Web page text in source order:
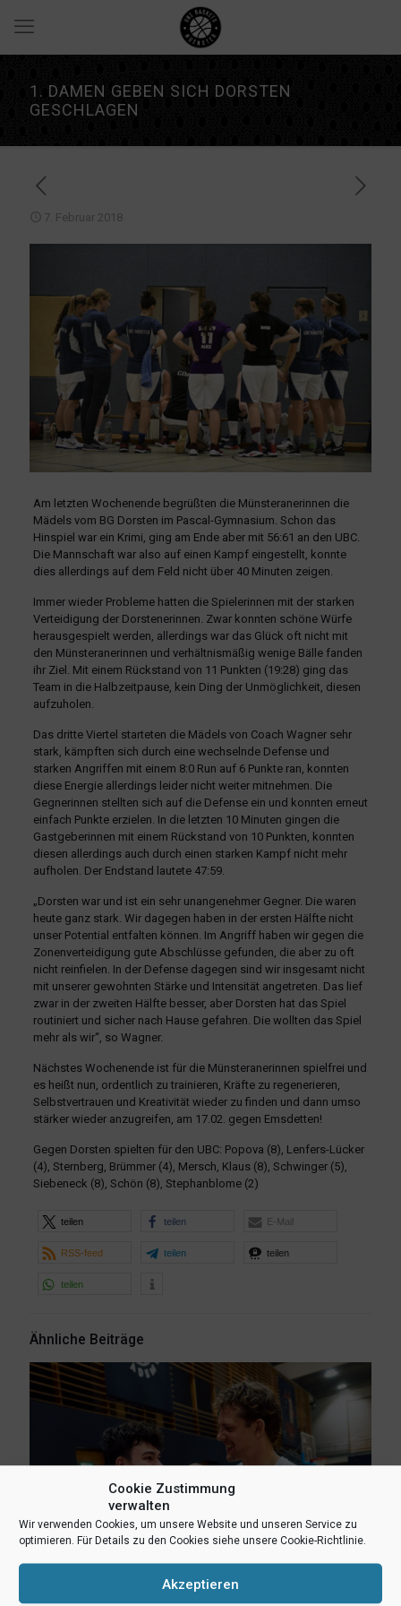
Cookie Zustimmung
verwalten
Wir verwenden Cookies, um unsere Website und unseren Service zu
optimieren. Für Details zu den Cookies siehe unsere Cookie-Richtlinie.
Akzeptieren
1. DAMEN GEBEN SICH DORSTEN
GESCHLAGEN
7. Februar 2018
Am letzten Wochenende begrüßten die Münsteranerinnen die
Mädels vom BG Dorsten im Pascal-Gymnasium. Schon das
Hinspiel war ein Krimi, ging am Ende aber mit 56:61 an den UBC.
Die Mannschaft war also auf einen Kampf eingestellt, konnte
dies allerdings auf dem Feld nicht über 40 Minuten zeigen.
Immer wieder Probleme hatten die Spielerinnen mit der starken
Verteidigung der Dorstenerinnen. Zwar konnten schöne Würfe
herausgespielt werden, allerdings war das Glück oft nicht mit
den Münsteranerinnen und verhältnismäßig wenige Bälle fanden
ihr Ziel. Mit einem Rückstand von 11 Punkten (19:28) ging das
Team in die Halbzeitpause, kein Ding der Unmöglichkeit, diesen
aufzuholen.
Das dritte Viertel starteten die Mädels von Coach Wagner sehr
stark, kämpften sich durch eine wechselnde Defense und
starken Angriffen mit einem 8:0 Run auf 6 Punkte ran, konnten
diese Energie allerdings leider nicht weiter mitnehmen. Die
Gegnerinnen stellten sich auf die Defense ein und konnten erneut
einfach Punkte erzielen. In die letzten 10 Minuten gingen die
Gastgeberinnen mit einem Rückstand von 10 Punkten, konnten
diesen allerdings auch durch einen starken Kampf nicht mehr
aufholen. Der Endstand lautete 47:59.
„Dorsten war und ist ein sehr unangenehmer Gegner. Die waren
heute ganz stark. Wir dagegen haben in der ersten Hälfte nicht
unser Potential entfalten können. Im Angriff haben wir gegen die
Zonenverteidigung gute Abschlüsse gefunden, die aber zu oft
nicht reinfielen. In der Defense dagegen sind wir insgesamt nicht
mit unserer gewohnten Stärke und Intensität angetreten. Das lief
zwar in der zweiten Hälfte besser, aber Dorsten hat das Spiel
routiniert und sicher nach Hause gefahren. Die wollten das Spiel
mehr als wir“, so Wagner.
Nächstes Wochenende ist für die Münsteranerinnen spielfrei und
es heißt nun, ordentlich zu trainieren, Kräfte zu regenerieren,
Selbstvertrauen und Kreativität wieder zu finden und dann umso
stärker wieder anzugreifen, am 17.02. gegen Emsdetten!
Gegen Dorsten spielten für den UBC: Popova (8), Lenfers-Lücker
(4), Sternberg, Brümmer (4), Mersch, Klaus (8), Schwinger (5),
Siebeneck (8), Schön (8), Stephanblome (2)
teilen teilen E-Mail
RSS-feed teilen teilen
teilen
Ähnliche Beiträge